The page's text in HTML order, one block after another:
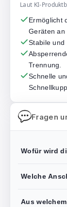
Laut KI-
Ermöglicht
Geräten an
Stabile und
Trennung.
Schnelle
Fragen
Wofür wird
Welche
Aus